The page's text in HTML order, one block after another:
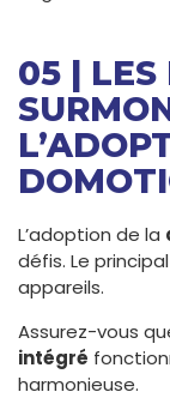
05 | LES
L’adoption de la
défis. Le
appareils.
Assurez-vous
intégré
harmonieuse.